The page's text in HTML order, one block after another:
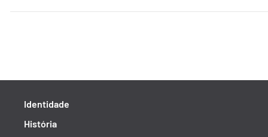
Identidade
História